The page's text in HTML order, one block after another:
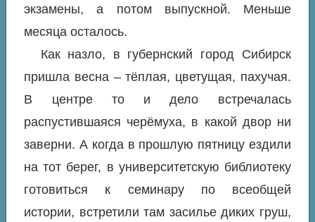
экзамены, а потом выпускной. Меньше
месяца осталось.
Как назло, в губернский город Сибирск
пришла весна – тёплая, цветущая, пахучая.
В центре то и дело встречалась
распустившаяся черёмуха, в какой двор ни
заверни. А когда в прошлую пятницу ездили
на тот берег, в университетскую библиотеку
готовиться к семинару по всеобщей
истории, встретили там засилье диких груш,